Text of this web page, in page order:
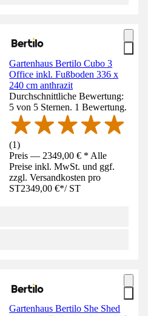
Gartenhaus Bertilo Cubo 3
Office inkl. Fußboden 336 x
240 cm anthrazit
Durchschnittliche Bewertung:
5 von 5 Sternen. 1 Bewertung.
(1)
Preis — 2349,00 € * Alle
Preise inkl. MwSt. und ggf.
zzgl. Versandkosten pro
ST2349,00 €*/ ST
Gartenhaus Bertilo She Shed